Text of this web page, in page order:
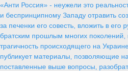
«Анти Россия» - неужели это
и беспринципному Западу отравить
за печенки его совесть, вложить в
братским прошлым многих
трагичность происходящего на
публикует материалы, позволяющие
поставленные выше вопросы,